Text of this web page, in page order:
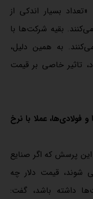
بسیار اندکی از
بقیه شرکت‌ها با
به همین دلیل،
دلار آزاد، تاثیر خاصی بر قیمت
فولادی‌ها، عملا با نرخ
این پرسش که اگر صنایع
شوند، قیمت دلار چه
داشته باشد، گفت: